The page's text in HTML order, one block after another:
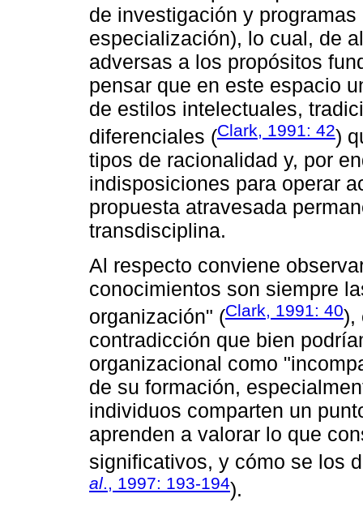
de investigación y
especialización), lo cual, de
adversas a los propósitos
pensar que en este espacio
de estilos intelectuales,
diferenciales (Clark, 1991: 42)
tipos de racionalidad y, por
indisposiciones para operar
propuesta atravesada
transdisciplina.
Al respecto conviene
conocimientos son siempre
organización" (Clark, 1991: 40),
contradicción que bien
organizacional como
de su formación,
individuos comparten un
aprenden a valorar lo que
significativos, y cómo se los
al., 1997: 193-194).